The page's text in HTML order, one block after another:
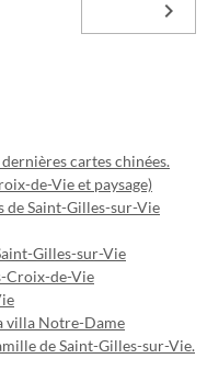
dernières cartes chinées.
de-Vie et paysage)
de Saint-Gilles-sur-Vie
Gilles-sur-Vie
Croix-de-Vie
villa Notre-Dame
de Saint-Gilles-sur-Vie.